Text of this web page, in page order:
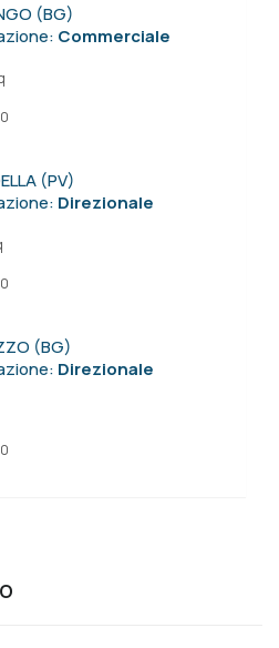
(BG)
Commerciale
(PV)
Direzionale
(BG)
Direzionale